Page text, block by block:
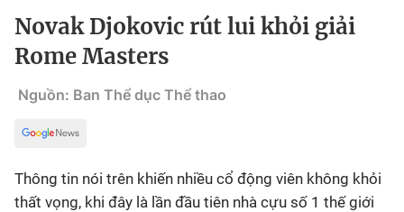
Novak Djokovic rút lui khỏi giải
Rome Masters
Nguồn: Ban Thể dục Thể thao
Thông tin nói trên khiến nhiều cổ động viên không khỏi
thất vọng, khi đây là lần đầu tiên nhà cựu số 1 thế giới